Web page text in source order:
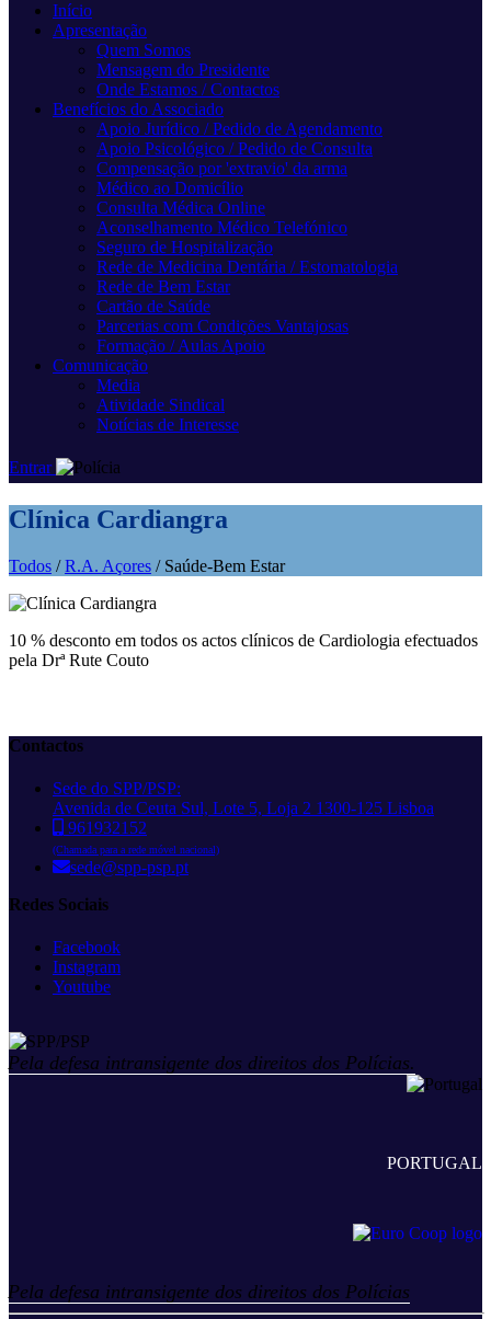
Início
Apresentação
Quem Somos
Mensagem do Presidente
Onde Estamos / Contactos
Benefícios do Associado
Apoio Jurídico / Pedido de Agendamento
Apoio Psicológico / Pedido de Consulta
Compensação por 'extravio' da arma
Médico ao Domicílio
Consulta Médica Online
Aconselhamento Médico Telefónico
Seguro de Hospitalização
Rede de Medicina Dentária / Estomatologia
Rede de Bem Estar
Cartão de Saúde
Parcerias com Condições Vantajosas
Formação / Aulas Apoio
Comunicação
Media
Atividade Sindical
Notícias de Interesse
Entrar
Clínica Cardiangra
Todos /R.A. Açores / Saúde-Bem Estar
10 % desconto em todos os actos clínicos de Cardiologia efectuados
pela Drª Rute Couto
Contactos
Sede do SPP/PSP:
Avenida de Ceuta Sul, Lote 5, Loja 2 1300-125 Lisboa
961932152
(Chamada para a rede móvel nacional)
sede@spp-psp.pt
Redes Sociais
Facebook
Instagram
Youtube
Pela defesa intransigente dos direitos dos Polícias.
PORTUGAL
Pela defesa intransigente dos direitos dos Polícias